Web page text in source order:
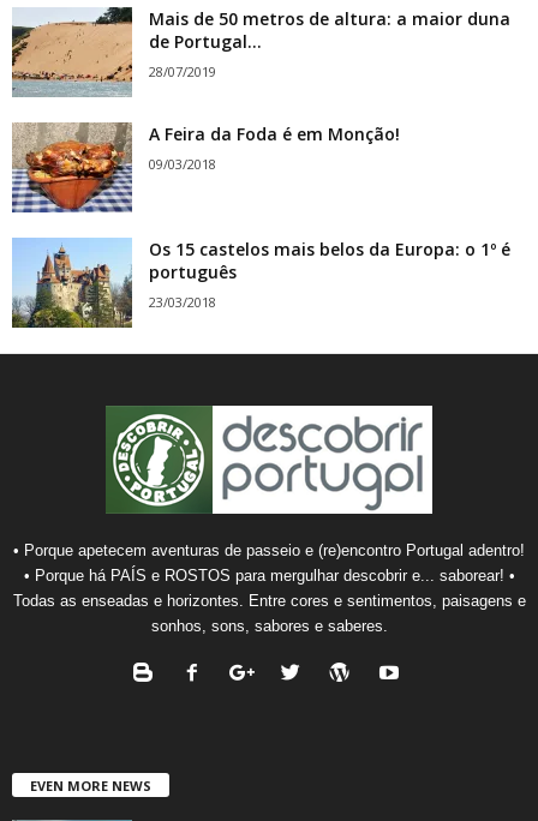
Mais de 50 metros de altura: a maior duna
de Portugal...
28/07/2019
A Feira da Foda é em Monção!
09/03/2018
Os 15 castelos mais belos da Europa: o 1º é
português
23/03/2018
• Porque apetecem aventuras de passeio e (re)encontro Portugal adentro!
• Porque há PAÍS e ROSTOS para mergulhar descobrir e... saborear! •
Todas as enseadas e horizontes. Entre cores e sentimentos, paisagens e
sonhos, sons, sabores e saberes.
EVEN MORE NEWS